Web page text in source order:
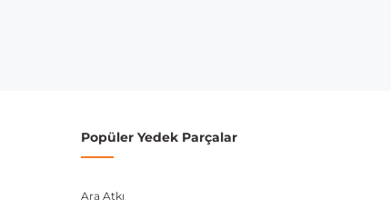
Popüler Yedek Parçalar
Ara Atkı